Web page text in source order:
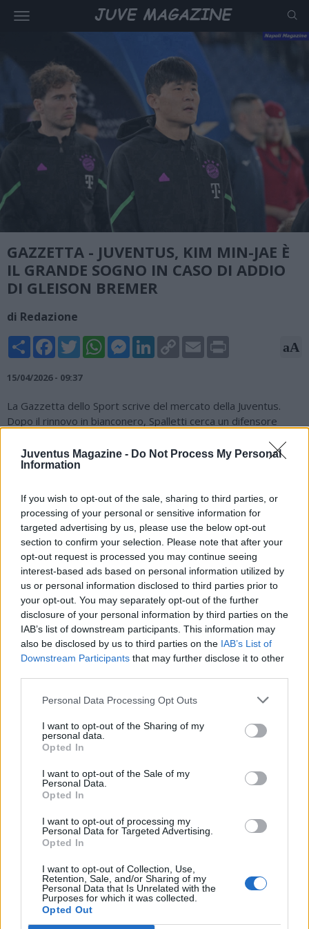
Juventus Magazine - Do Not Process My Personal
Information
If you wish to opt-out of the sale, sharing to third parties, or
processing of your personal or sensitive information for
targeted advertising by us, please use the below opt-out
section to confirm your selection. Please note that after your
opt-out request is processed you may continue seeing
interest-based ads based on personal information utilized by
us or personal information disclosed to third parties prior to
your opt-out. You may separately opt-out of the further
disclosure of your personal information by third parties on the
IAB’s list of downstream participants. This information may
also be disclosed by us to third parties on the IAB’s List of
Downstream Participants that may further disclose it to other
Personal Data Processing Opt Outs
I want to opt-out of the Sharing of my
personal data.
Opted In
I want to opt-out of the Sale of my
Personal Data.
Opted In
I want to opt-out of processing my
Personal Data for Targeted Advertising.
Opted In
I want to opt-out of Collection, Use,
Retention, Sale, and/or Sharing of my
Personal Data that Is Unrelated with the
Purposes for which it was collected.
Opted Out
GAZZETTA - JUVENTUS, KIM MIN-JAE È
IL GRANDE SOGNO IN CASO DI ADDIO
DI GLEISON BREMER
di Redazione
Share FacebookTwitterWhatsAppMessengerLinkedInCopy
Link
Email aA
15/04/2026 - 09:37
La Gazzetta dello Sport scrive del mercato della Juventus.
Dopo il rinnovo in bianconero, Spalletti cerca un difensore
Napoli, Kim Min-Jae. In porta, resta la suggestione Alisson. Il
difensore coreano è il grande sogno in caso di addio di
starebbe valutando un cambio di rotta, ma molto dipenderà
dal finale di stagione: la qualificazione in Champions, è come
suddetto, l'addio del difensore brasiliano. Kim è infatti
considerato l'unico in grado di raccogliere l'eredità di Bremer
per esperienza, leadership e conoscenza del campionato
italiano.
VAI ALLA VERSIONE CLASSICA
Il materiale (testo, foto e video) consultabile in questo portale è di nostra proprietà.
Alcune foto (screenshot) ed articoli presenti su "Juventus Magazine" sono in parte giunti
da internet, in quanto arrivati alla nostra attenzione attraverso regolari comunicati
stampa con immagini e testi allegati ed autorizzati alla pubblicazione, e quindi valutati
di pubblico dominio. Se i soggetti o gli autori avessero qualcosa in contrario alla